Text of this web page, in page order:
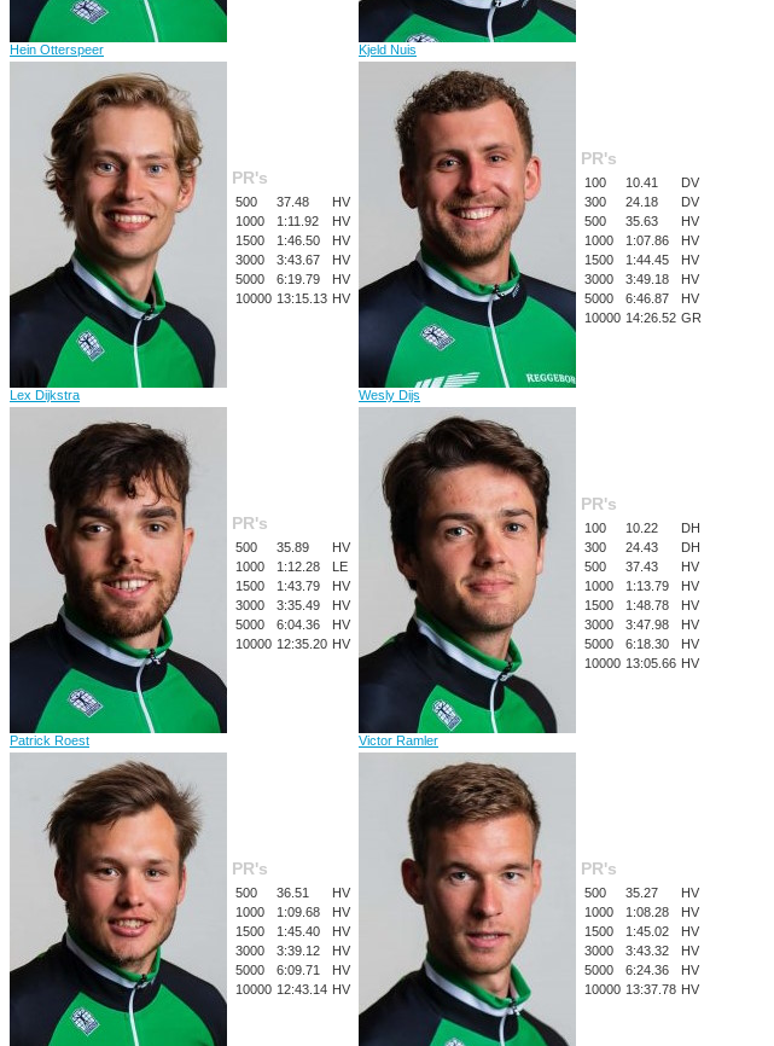
Hein Otterspeer Kjeld Nuis
Lex Dijkstra
PR's
500 37.48
HV
1000
1:11.92
HV
1500
1:46.50
HV
3000
3:43.67
HV
5000
6:19.79
HV
10000 13:15.13 HV
Wesly Dijs
PR's
100 10.41
DV
300
24.18
DV
500
35.63
HV
1000
1:07.86
HV
1500
1:44.45
HV
3000
3:49.18
HV
5000
6:46.87
HV
10000 14:26.52 GR
Patrick Roest
PR's
500 35.89
HV
1000
1:12.28
LE
1500
1:43.79
HV
3000
3:35.49
HV
5000
6:04.36
HV
10000 12:35.20 HV
Victor Ramler
PR's
100 10.22
DH
300
24.43
DH
500
37.43
HV
1000
1:13.79
HV
1500
1:48.78
HV
3000
3:47.98
HV
5000
6:18.30
HV
10000 13:05.66 HV
PR's
500 36.51
HV
1000
1:09.68
HV
1500
1:45.40
HV
3000
3:39.12
HV
5000
6:09.71
HV
10000 12:43.14 HV
PR's
500 35.27
HV
1000
1:08.28
HV
1500
1:45.02
HV
3000
3:43.32
HV
5000
6:24.36
HV
10000 13:37.78 HV